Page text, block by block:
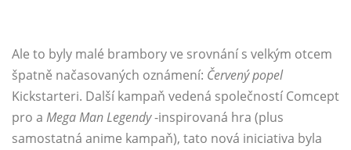
Ale to byly malé brambory ve srovnání s velkým otcem
špatně načasovaných oznámení: Červený popel
Kickstarteri. Další kampaň vedená společností Comcept
pro a Mega ManLegendy-inspirovaná hra (plus
samostatná anime kampaň), tato nová iniciativa byla